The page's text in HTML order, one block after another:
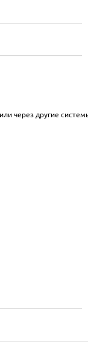
через другие